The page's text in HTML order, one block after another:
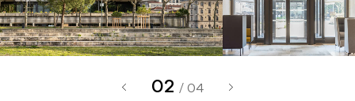
02 / 04
Patriarche.